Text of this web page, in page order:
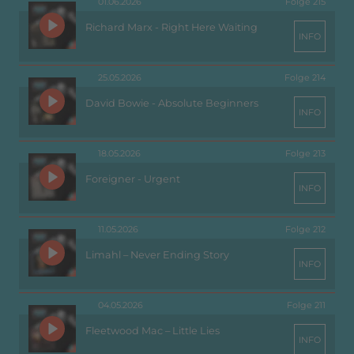
Richard Marx - Right Here Waiting
INFO
25.05.2026 Folge 214
David Bowie - Absolute Beginners
INFO
18.05.2026 Folge 213
Foreigner - Urgent
INFO
11.05.2026 Folge 212
Limahl – Never Ending Story
INFO
04.05.2026 Folge 211
Fleetwood Mac – Little Lies
INFO